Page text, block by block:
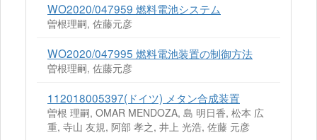
WO2020/047959 燃料電池システム
曽根理嗣, 佐藤元彦
WO2020/047995 燃料電池装置の制御方法
曽根理嗣, 佐藤元彦
112018005397(ドイツ) メタン合成装置
曽根 理嗣, OMAR MENDOZA, 島 明日香, 松本 広
重, 寺山 友規, 阿部 孝之, 井上 光浩, 佐藤 元彦